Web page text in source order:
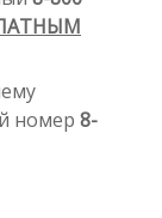
номер 8-